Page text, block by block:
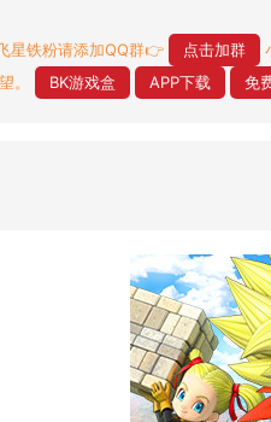
星铁粉请添加QQ群👉 点击加群
。
BK游戏盒 APP下载 免